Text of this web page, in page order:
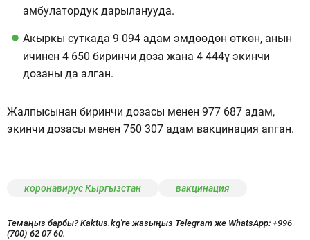
амбулатордук дарыланууда.
Акыркы суткада 9 094 адам эмдөөдөн өткөн, анын
ичинен 4 650 биринчи доза жана 4 444ү экинчи
дозаны да алган.
Жалпысынан биринчи дозасы менен 977 687 адам,
экинчи дозасы менен 750 307 адам вакцинация апган.
коронавирус Кыргызстан вакцинация
Темаңыз барбы? Kaktus.kg'ге жазыңыз Telegram же WhatsApp: +996
(700) 62 07 60.